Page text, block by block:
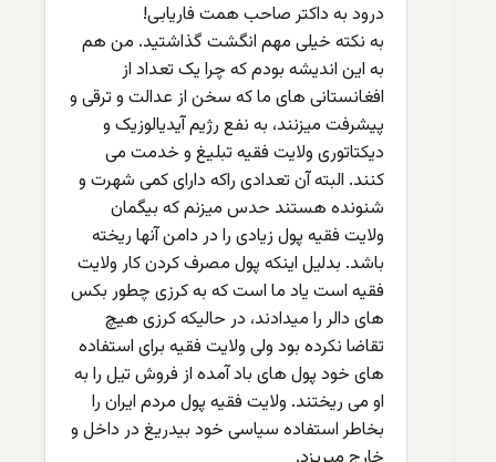
درود به داکتر صاحب همت فاریابی!
به نکته خیلی مهم انگشت گذاشتید. من هم
به این اندیشه بودم که چرا یک تعداد از
افغانستانی های ما که سخن از عدالت و ترقی و
پیشرفت میزنند، به نفع رژیم آیدیالوزیک و
دیکتاتوری ولایت فقیه تبلیغ و خدمت می
کنند. البته آن تعدادی راکه دارای کمی شهرت و
شنونده هستند حدس میزنم که بیگمان
ولایت فقیه پول زیادی را در دامن آنها ریخته
باشد. بدلیل اینکه پول مصرف کردن کار ولایت
فقیه است یاد ما است که به کرزی چطور بکس
های دالر را میدادند، در حالیکه کرزی هیچ
تقاضا نکرده بود ولی ولایت فقیه برای استفاده
های خود پول های باد آمده از فروش تیل را به
او می ریختند. ولایت فقیه پول مردم ایران را
بخاطر استفاده سیاسی خود بیدریغ در داخل و